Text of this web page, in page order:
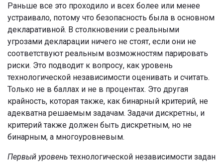
Раньше все это проходило и всех более или менее
устраивало, потому что безопасность была в основном
декларативной. В столкновении с реальными
угрозами декларации ничего не стоят, если они не
соответствуют реальным возможностям парировать
риски. Это подводит к вопросу, как уровень
технологической независимости оценивать и считать.
Только не в баллах и не в процентах. Это другая
крайность, которая также, как бинарный критерий, не
адекватна решаемым задачам. Задачи дискретны, и
критерий также должен быть дискретным, но не
бинарным, а многоуровневым.
Первый уровень технологической независимости задан